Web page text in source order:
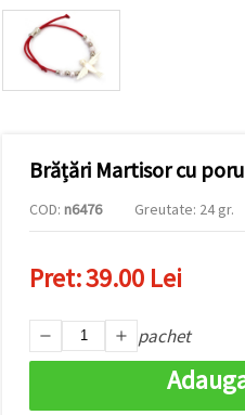
traficul și a
afișa
conținut și
reclame
noștri de
marketing.
Puteți fi de
utilizați
toate
urile făcând
clic pe
"acceptati
indicați
Brățări Martisor cu
COD: n6476 Greutate: 24 gr.
Pret:39.00 Lei
pachet